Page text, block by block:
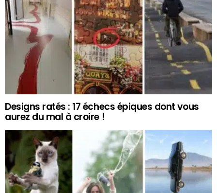
Designs ratés : 17 échecs épiques dont vous
aurez du mal à croire !